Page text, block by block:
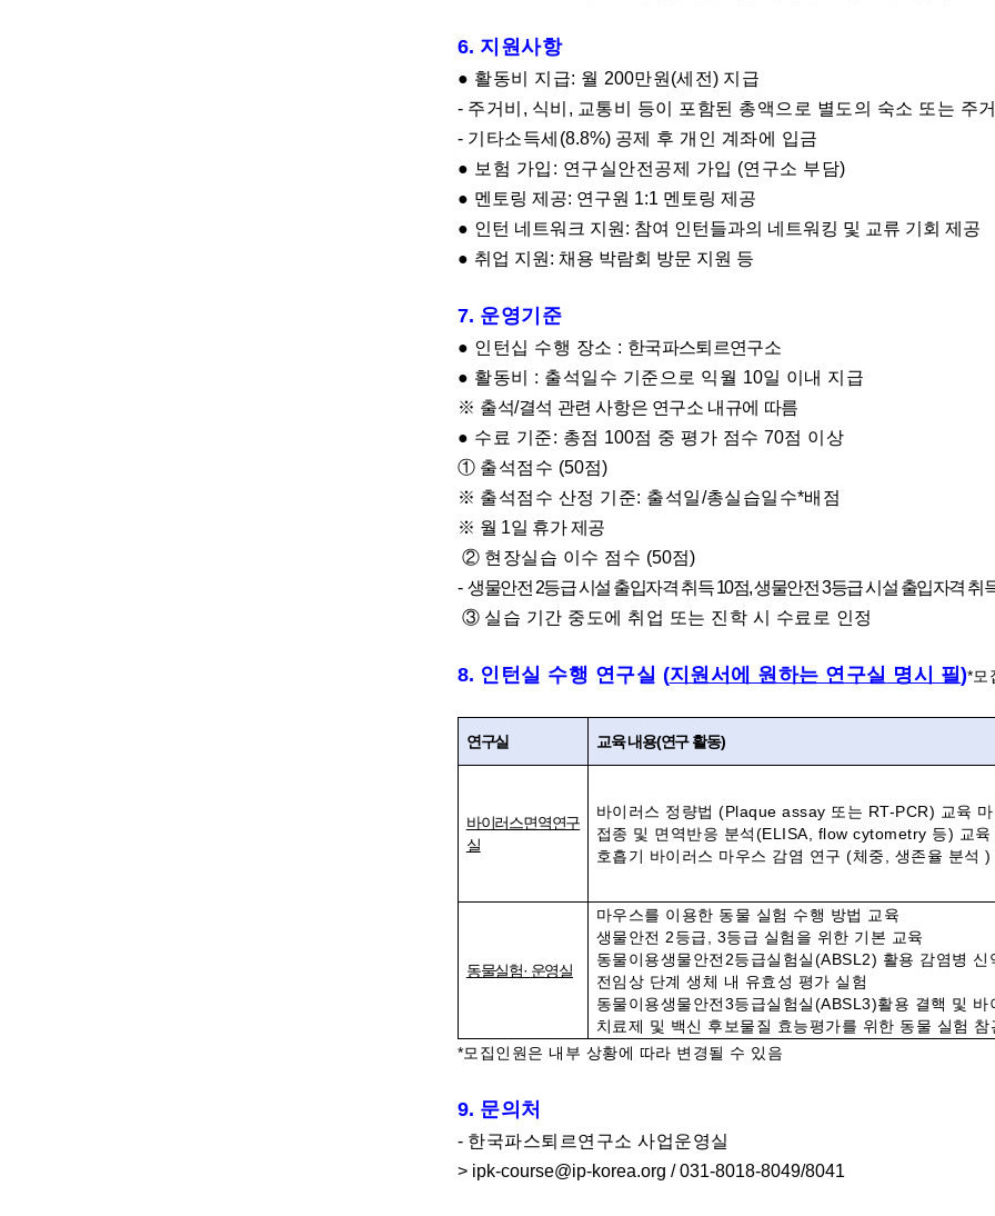
6. 지원사항
● 활동비 지급: 월 200만원 (세전) 지급
- 주거비 , 식비 , 교통비 등이 포함된 총액으로 별도의 숙소 또는 주
- 기타소득세 (8.8%) 공제 후 개인 계좌에 입금
● 보험 가입: 연구실안전공제 가입 (연구소 부담)
● 멘토링 제공: 연구원 1:1 멘토링 제공
● 인턴 네트워크 지원: 참여 인턴들과의 네트워킹 및 교류 기회 제공
● 취업 지원: 채용 박람회 방문 지원 등
7. 운영기준
● 인턴십 수행 장소 : 한국파스퇴르연구소
● 활동비 : 출석일수 기준으로 익월 10일 이내 지급
※ 출석/결석 관련 사항은 연구소 내규에 따름
● 수료 기준: 총점 100점 중 평가 점수 70점 이상
① 출석점수 (50점)
※ 출석점수 산정 기준: 출석일/총실습일수*배점
※ 월 1일 휴가 제공
② 현장실습 이수 점수 (50점)
- 생물안전 2등급 시설 출입자격 취득10점,생물안전3등급 시설 출입자격 취
③ 실습 기간 중도에 취업 또는 진학 시 수료로 인정
8. 인턴실 수행 연구실 (지원서에 원하는 연구실 명시 필)*모
연구실 교육 내용(연구 활동)
바이러스면역연구
실
바이러스 정량법 (Plaque assay 또는 RT-PCR) 교육 마
접종 및 면역반응 분석(ELISA, flow cytometry 등) 교육
호흡기 바이러스 마우스 감염 연구 (체중, 생존율 분석 )
동물실험· 운영실
마우스를 이용한 동물 실험 수행 방법 교육
생물안전 2등급, 3등급 실험을 위한 기본 교육
동물이용생물안전2등급실험실(ABSL2) 활용 감염병 신
전임상 단계 생체 내 유효성 평가 실험
동물이용생물안전3등급실험실(ABSL3)활용 결핵 및 바
치료제 및 백신 후보물질 효능평가를 위한 동물 실험 참
*모집인원은 내부 상황에 따라 변경될 수 있음
9. 문의처
- 한국파스퇴르연구소 사업운영실
> ipk-course@ip-korea.org / 031-8018-8049/8041